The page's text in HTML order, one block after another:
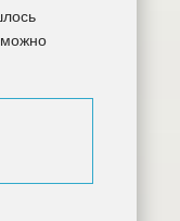
можно